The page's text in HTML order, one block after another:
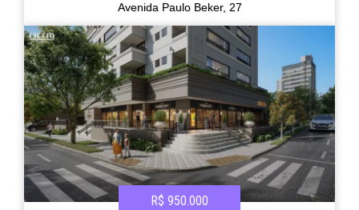
Avenida Paulo Beker, 27
R$ 950.000